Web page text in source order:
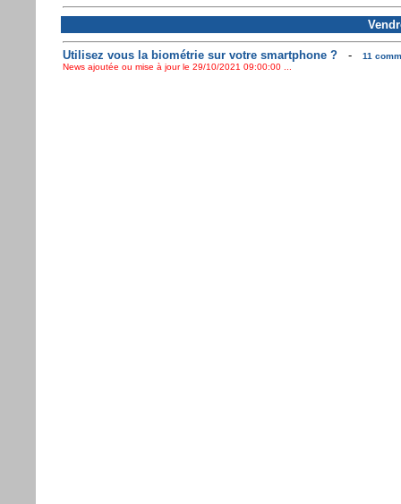
Utilisez vous la biométrie sur votre smartphone ?-
11
News ajoutée ou mise à jour le 29/10/2021 09:00:00 ...